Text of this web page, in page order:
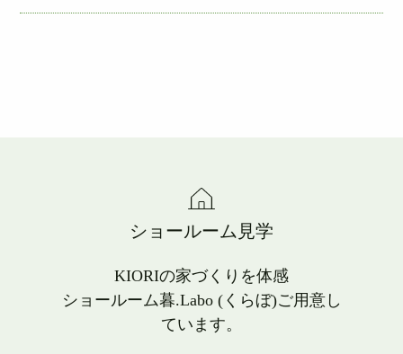
ショールーム見学
KIORIの家づくりを体感
ショールーム暮.Labo (くらぼ)ご用意し
ています。